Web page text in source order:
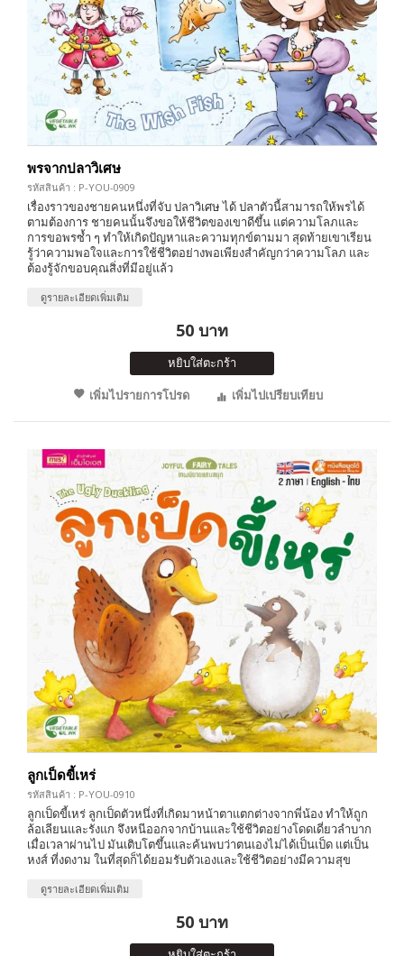
พรจากปลาวิเศษ
รหัสสินค้า : P-YOU-0909
เรื่องราวของชายคนหนึ่งที่จับ ปลาวิเศษ ได้ ปลาตัวนี้สามารถให้พรได้
ตามต้องการ ชายคนนั้นจึงขอให้ชีวิตของเขาดีขึ้น แต่ความโลภและ
การขอพรซ้ำ ๆ ทำให้เกิดปัญหาและความทุกข์ตามมา สุดท้ายเขาเรียน
รู้ว่าความพอใจและการใช้ชีวิตอย่างพอเพียงสำคัญกว่าความโลภ และ
ต้องรู้จักขอบคุณสิ่งที่มีอยู่แล้ว
ดูรายละเอียดเพิ่มเติม
50 บาท
หยิบใส่ตะกร้า
เพิ่มไปรายการโปรด
เพิ่มไปเปรียบเทียบ
ลูกเป็ดขี้เหร่
รหัสสินค้า : P-YOU-0910
ลูกเป็ดขี้เหร่ ลูกเป็ดตัวหนึ่งที่เกิดมาหน้าตาแตกต่างจากพี่น้อง ทำให้ถูก
ล้อเลียนและรังแก จึงหนีออกจากบ้านและใช้ชีวิตอย่างโดดเดี่ยวลำบาก
เมื่อเวลาผ่านไป มันเติบโตขึ้นและค้นพบว่าตนเองไม่ได้เป็นเป็ด แต่เป็น
หงส์ ที่งดงาม ในที่สุดก็ได้ยอมรับตัวเองและใช้ชีวิตอย่างมีความสุข
ดูรายละเอียดเพิ่มเติม
50 บาท